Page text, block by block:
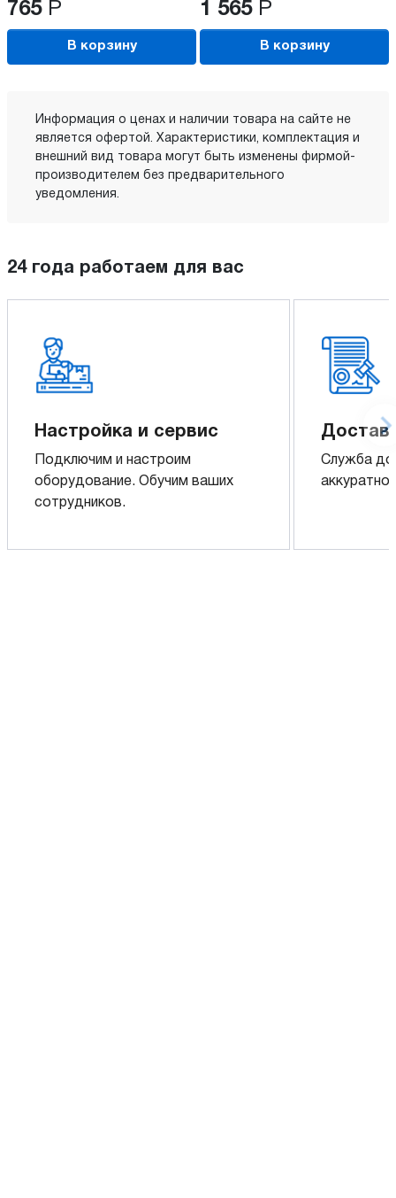
765 Р
В корзину
1 565 Р
В корзину
Информация о ценах и наличии товара на сайте не
является офертой. Характеристики, комплектация и
внешний вид товара могут быть изменены фирмой-
производителем без предварительного
уведомления.
24 года работаем для вас
Настройка и сервис
Подключим и настроим
оборудование. Обучим ваших
сотрудников.
Служба
аккуратно